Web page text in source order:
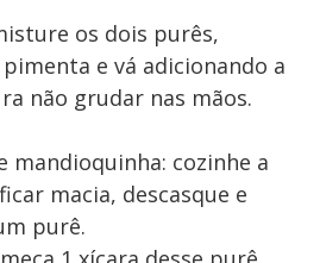
os dois purês,
e vá adicionando a
não grudar nas mãos.
mandioquinha: cozinhe a
macia, descasque e
purê.